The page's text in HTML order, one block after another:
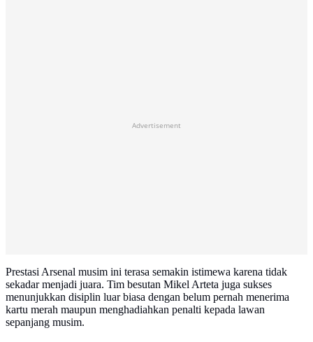
Advertisement
Prestasi Arsenal musim ini terasa semakin istimewa karena tidak
sekadar menjadi juara. Tim besutan Mikel Arteta juga sukses
menunjukkan disiplin luar biasa dengan belum pernah menerima
kartu merah maupun menghadiahkan penalti kepada lawan
sepanjang musim.